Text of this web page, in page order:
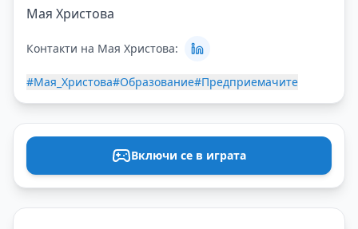
Мая Христова
Контакти на Мая Христова:
#Мая_Христова#Образование#Предприемачите
Включи се в играта